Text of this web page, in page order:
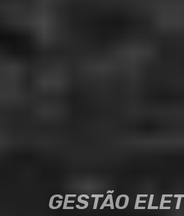
GESTÃO
GESTÃO